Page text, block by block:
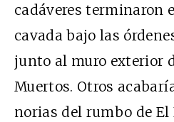
cadáveres terminaron
cavada bajo las
junto al muro exterior
Muertos. Otros
norias del rumbo de El